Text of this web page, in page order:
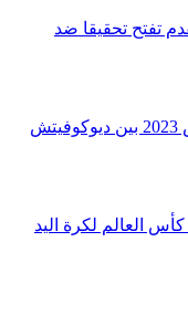
تفتح تحقيقا ضد
موعد نهائي بطولة أستراليا المفتوحة للتنس 2023 بين ديوكوفيتش
العالم لكرة اليد